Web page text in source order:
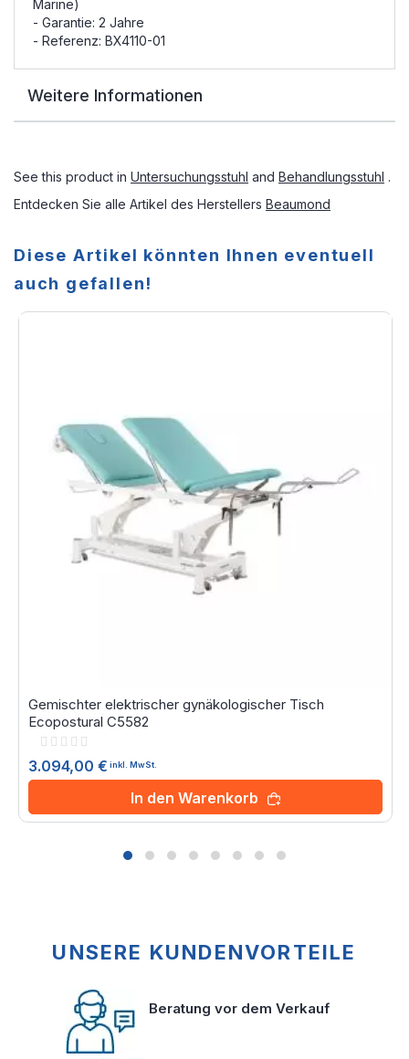
Marine)
- Garantie: 2 Jahre
- Referenz: BX4110-01
Weitere Informationen
See this product in Untersuchungsstuhl and Behandlungsstuhl .
Entdecken Sie alle Artikel des Herstellers Beaumond
Diese Artikel könnten Ihnen eventuell
auch gefallen!
Gemischter elektrischer gynäkologischer Tisch
Ecopostural C5582
Rating:
3.094,00 € inkl. MwSt.
In den Warenkorb
UNSERE KUNDENVORTEILE
Beratung vor dem Verkauf